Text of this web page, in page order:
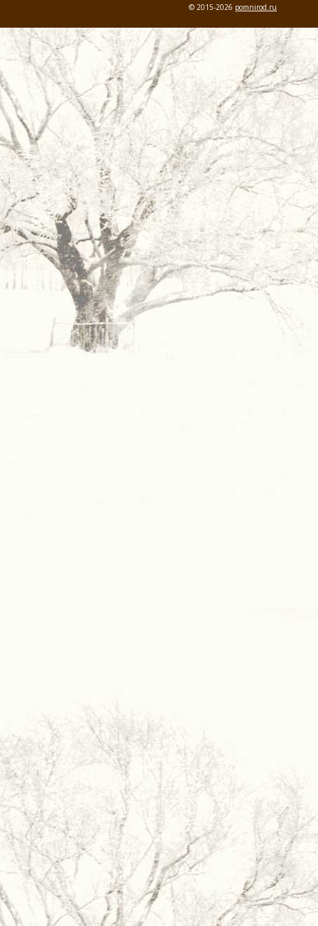
© 2015-2026 pomnirod.ru